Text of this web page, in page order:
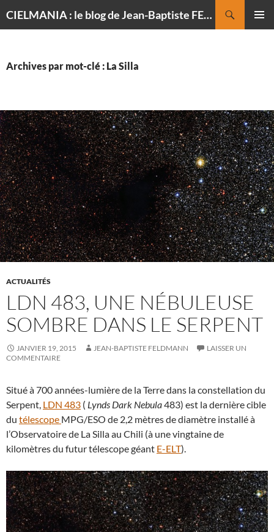
CIELMANIA : le blog de Jean-Baptiste FELDMANN, photographe du ciel
Archives par mot-clé : La Silla
ACTUALITÉS
LDN 483, UNE NÉBULEUSE
SOMBRE DANS LE SERPENT
JANVIER 19, 2015 JEAN-BAPTISTE FELDMANN
LAISSER UN
COMMENTAIRE
Situé à 700 années-lumière de la Terre dans la constellation du
Serpent, LDN 483 ( Lynds Dark Nebula483) est la dernière cible
du télescope MPG/ESO de 2,2 mètres de diamètre installé à
l’Observatoire de La Silla au Chili (à une vingtaine de
kilomètres du futur télescope géant E-ELT).